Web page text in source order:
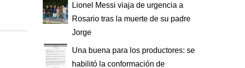
Lionel Messi viaja de urgencia a
Rosario tras la muerte de su padre
Jorge
Una buena para los productores: se
habilitó la conformación de